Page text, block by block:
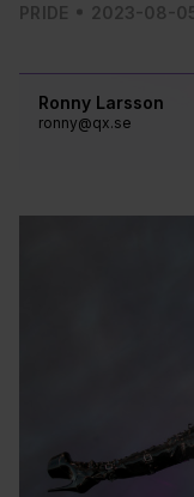
Ronny Larsson
ronny@qx.se
PRIDE 2023-08-